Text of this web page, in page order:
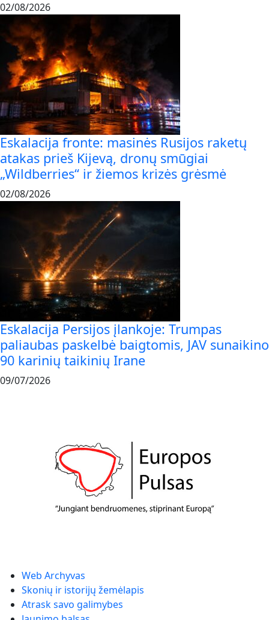
02/08/2026
Eskalacija fronte: masinės Rusijos raketų
atakas prieš Kijevą, dronų smūgiai
„Wildberries“ ir žiemos krizės grėsmė
02/08/2026
Eskalacija Persijos įlankoje: Trumpas
paliaubas paskelbė baigtomis, JAV sunaikino
90 karinių taikinių Irane
09/07/2026
Web Archyvas
Skonių ir istorijų žemėlapis
Atrask savo galimybes